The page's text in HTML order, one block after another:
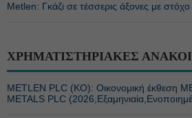
Metlen: Γκάζι σε τέσσερις άξονες με
ΧΡΗΜΑΤΙΣΤΗΡΙΑΚΕΣ
METLEN PLC (ΚΟ): Οικονομική έκθεση
METALS PLC